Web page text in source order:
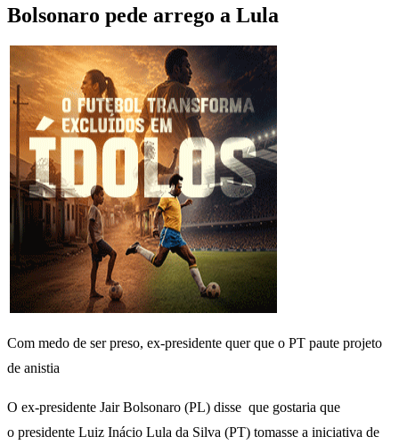
Bolsonaro pede arrego a Lula
Com medo de ser preso, ex-presidente quer que o PT paute projeto
de anistia
O ex-presidente Jair Bolsonaro (PL) disse que gostaria que
o presidente Luiz Inácio Lula da Silva (PT) tomasse a iniciativa de